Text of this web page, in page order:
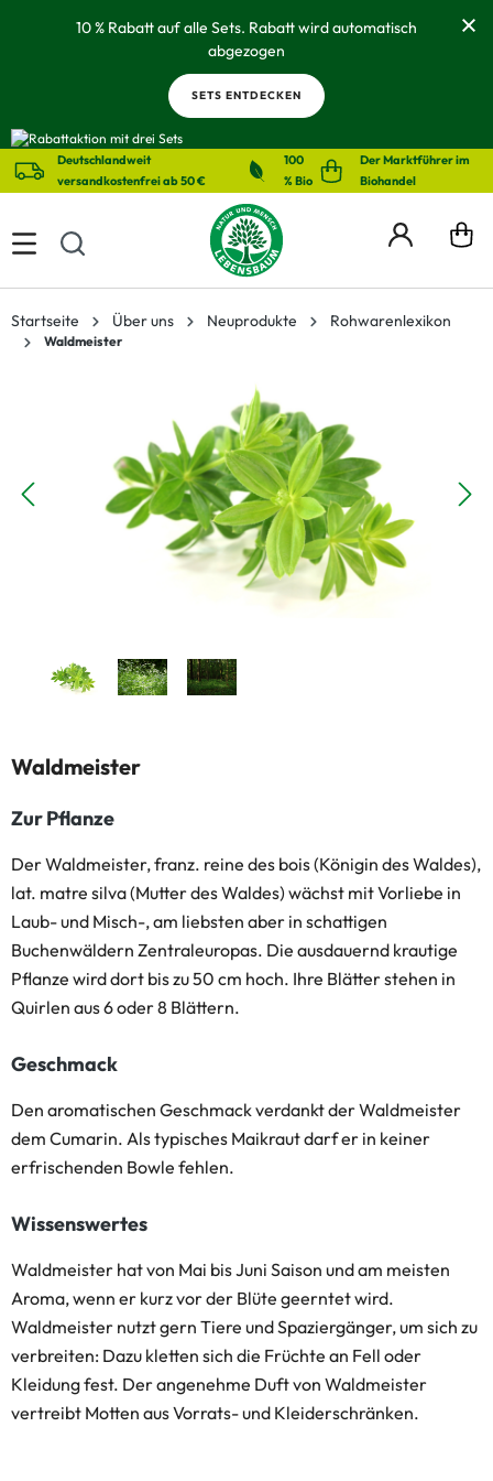
springen10 % Rabatt auf alle Sets. Rabatt wird automatisch
abgezogen
SETS ENTDECKEN
Deutschlandweit
versandkostenfrei ab 50 €
100
% Bio
Der Marktführer im
Biohandel
Startseite Über uns Neuprodukte Rohwarenlexikon
Waldmeister
Waldmeister
Zur Pflanze
Der Waldmeister, franz. reine des bois (Königin des Waldes),
lat. matre silva (Mutter des Waldes) wächst mit Vorliebe in
Laub- und Misch-, am liebsten aber in schattigen
Buchenwäldern Zentraleuropas. Die ausdauernd krautige
Pflanze wird dort bis zu 50 cm hoch. Ihre Blätter stehen in
Quirlen aus 6 oder 8 Blättern.
Geschmack
Den aromatischen Geschmack verdankt der Waldmeister
dem Cumarin. Als typisches Maikraut darf er in keiner
erfrischenden Bowle fehlen.
Wissenswertes
Waldmeister hat von Mai bis Juni Saison und am meisten
Aroma, wenn er kurz vor der Blüte geerntet wird.
Waldmeister nutzt gern Tiere und Spaziergänger, um sich zu
verbreiten: Dazu kletten sich die Früchte an Fell oder
Kleidung fest. Der angenehme Duft von Waldmeister
vertreibt Motten aus Vorrats- und Kleiderschränken.